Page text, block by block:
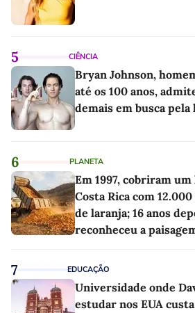
5 CIÊNCIA
Bryan Johnson,
até os 100 anos,
demais em busca pela
6 PLANETA
Em 1997, cobriram
Costa Rica com
de laranja; 16 anos
reconheceu a
7 EDUCAÇÃO
Universidade onde
estudar nos EUA